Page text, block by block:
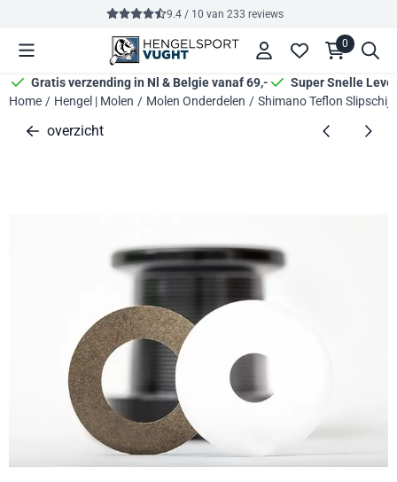
Cookievoorkeuren zijn momenteel gesloten.
9.4 / 10 van 233 reviews
0
Gratis verzending in Nl & Belgie vanaf 69,-
Super Snelle
Home / Hengel | Molen / Molen Onderdelen / Shimano Teflon
overzicht